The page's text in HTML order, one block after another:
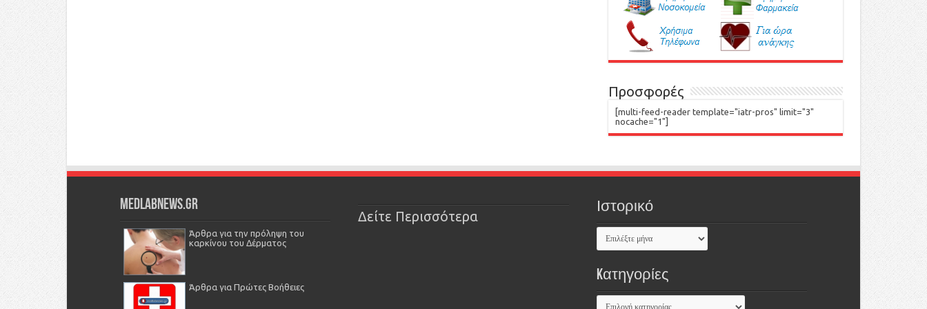
Προσφορές
[multi-feed-reader template="iatr-pros" limit="3"
nocache="1"]
Medlabnews.gr
Άρθρα για την πρόληψη του
καρκίνου του Δέρματος
Άρθρα για Πρώτες Βοήθειες
Δείτε Περισσότερα
Ιστορικό
Kατηγορίες